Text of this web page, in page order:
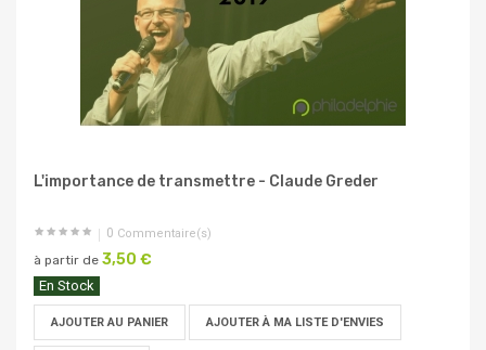
L'importance de transmettre - Claude Greder
0 Commentaire(s)
à partir de 3,50 €
En Stock
AJOUTER AU PANIER AJOUTER À MA LISTE D'ENVIES